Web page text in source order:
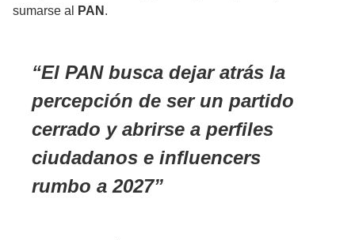
sumarse al
PAN .
El PAN busca dejar atrás la
percepción de ser un partido
cerrado y abrirse a perfiles
ciudadanos e influencers
rumbo a 2027